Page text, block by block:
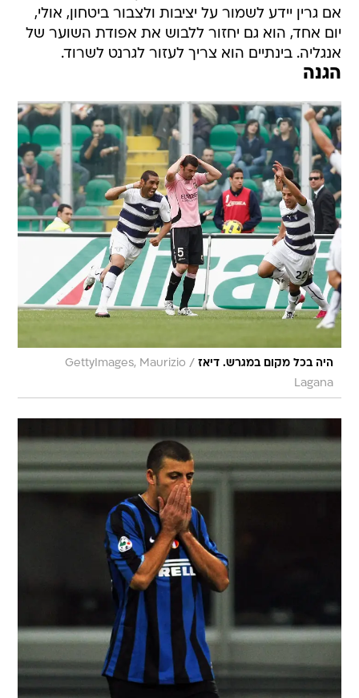
אם גרין יידע לשמור על יציבות ולצבור ביטחון, אולי,
יום אחד, הוא גם יחזור ללבוש את אפודת השוער של
אנגליה. בינתיים הוא צריך לעזור לגרנט לשרוד.
הגנה
היה בכל מקום במגרש. דיאז /
GettyImages, Maurizio
Lagana